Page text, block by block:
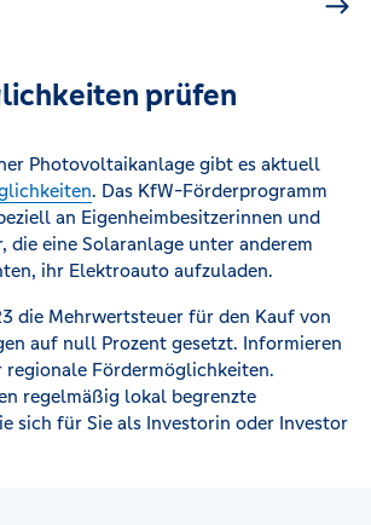
prüfen
Photovoltaikanlage gibt es aktuell
. Das KfW-Förderprogramm
an Eigenheimbesitzerinnen und
die eine Solaranlage unter anderem
ihr Elektroauto aufzuladen.
die Mehrwertsteuer für den Kauf von
auf null Prozent gesetzt. Informieren
regionale Fördermöglichkeiten.
regelmäßig lokal begrenzte
sich für Sie als Investorin oder Investor